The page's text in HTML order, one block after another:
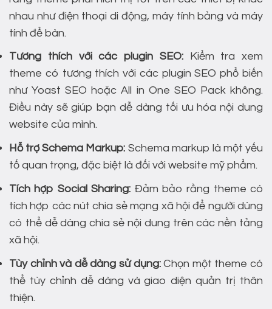
nhau như điện thoại di động, máy tính bảng và máy
tính để bàn.
Tương thích với các plugin SEO:Kiểm tra xem
theme có tương thích với các plugin SEO phổ biến
như Yoast SEO hoặc All in One SEO Pack không.
Điều này sẽ giúp bạn dễ dàng tối ưu hóa nội dung
website của mình.
Hỗ trợ Schema Markup: Schema markup là một yếu
tố quan trọng, đặc biệt là đối với website mỹ phẩm.
Tích hợp Social Sharing: Đảm bảo rằng theme có
tích hợp các nút chia sẻ mạng xã hội để người dùng
có thể dễ dàng chia sẻ nội dung trên các nền tảng
xã hội.
Tùy chỉnh và dễ dàng sử dụng:Chọn một theme có
thể tùy chỉnh dễ dàng và giao diện quản trị thân
thiện.